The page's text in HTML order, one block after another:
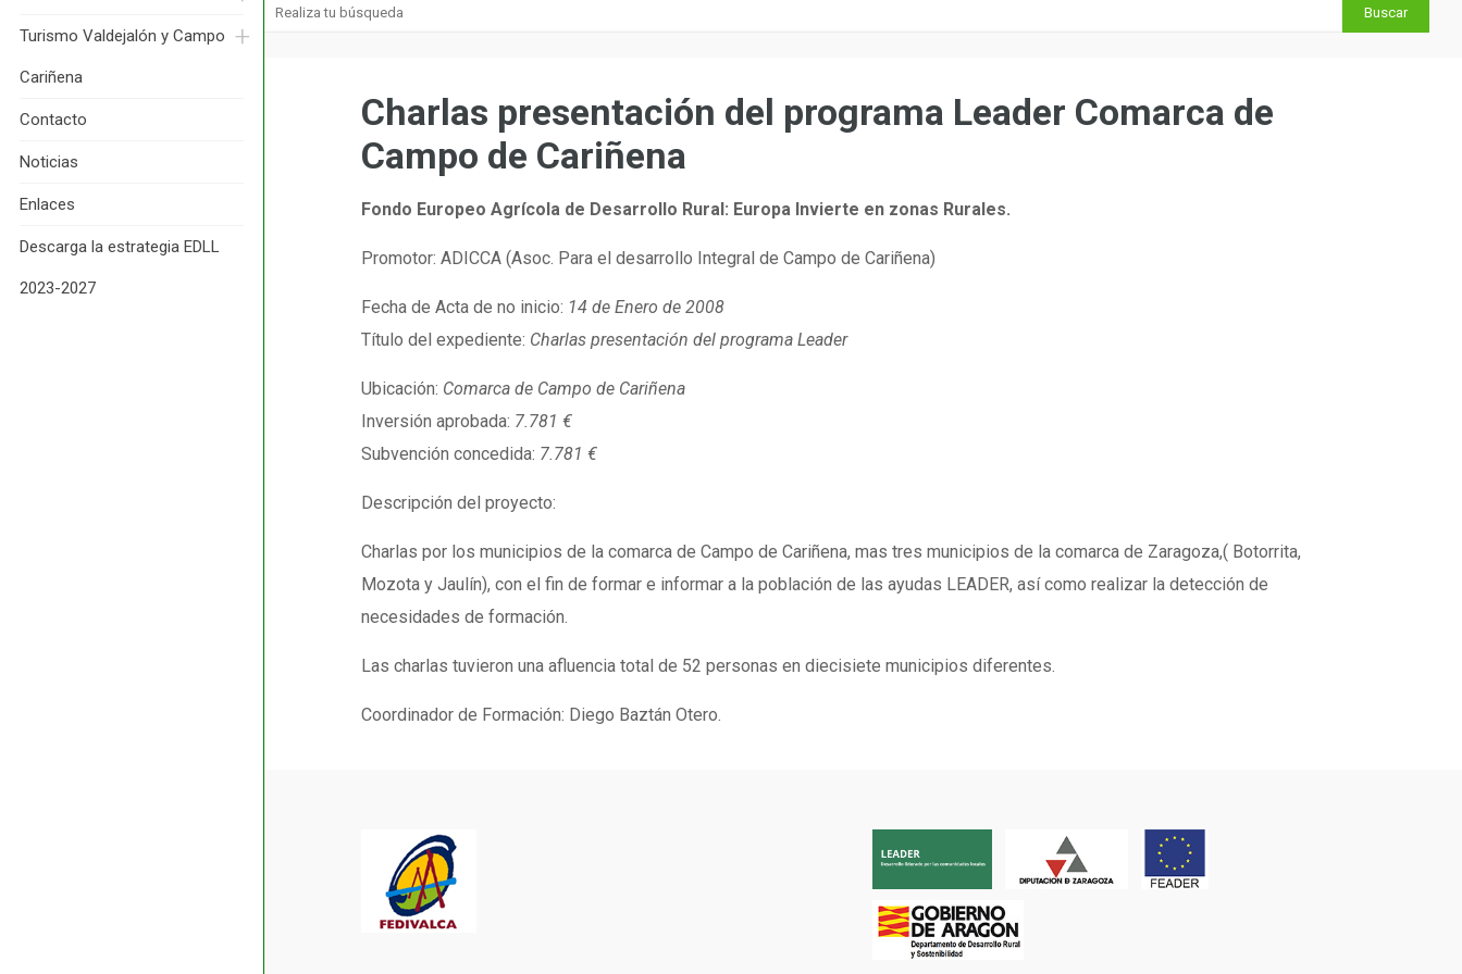
Turismo Valdejalón y Campo
Cariñena
Contacto
Noticias
Enlaces
Descarga la estrategia EDLL
2023-2027
Charlas presentación del programa Leader Comarca de
Campo de Cariñena
Fondo Europeo Agrícola de Desarrollo Rural: Europa Invierte en zonas Rurales.
Promotor: ADICCA (Asoc. Para el desarrollo Integral de Campo de Cariñena)
Fecha de Acta de no inicio: 14 de Enero de 2008
Título del expediente: Charlas presentación del programa Leader
Ubicación: Comarca de Campo de Cariñena
Inversión aprobada: 7.781 €
Subvención concedida: 7.781 €
Descripción del proyecto:
Charlas por los municipios de la comarca de Campo de Cariñena, mas tres municipios de la comarca de Zaragoza,( Botorrita,
Mozota y Jaulín), con el fin de formar e informar a la población de las ayudas LEADER, así como realizar la detección de
necesidades de formación.
Las charlas tuvieron una afluencia total de 52 personas en diecisiete municipios diferentes.
Coordinador de Formación: Diego Baztán Otero.